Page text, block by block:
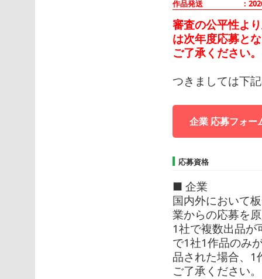
作品発送
：
審査の公平性よ
は次年度応募と
ご了承ください。
つきましては下
企業 応募フォー
応募資格
■ 企業
国内外において
業からの応募を
1社で複数出品が
で1社1作品のみ
品された場合、1
ご了承ください。